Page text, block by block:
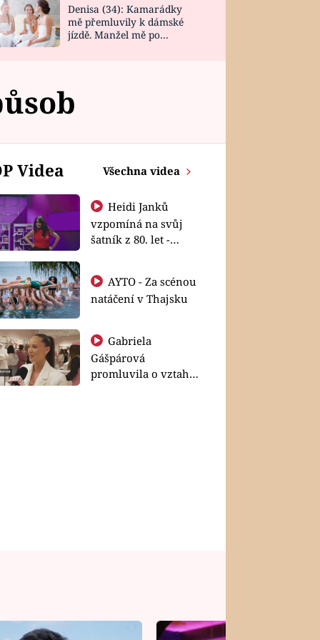
Denisa (34): Kamarádky
mě přemluvily k dámské
jízdě. Manžel mě po
Videa Všechna videa
Heidi Janků
vzpomíná na svůj
šatník z 80. let -
natáčení v Thajsku
Gabriela
Gášpárová
promluvila o vztahu